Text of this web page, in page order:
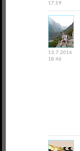
17:59
13.7.2016
18:46